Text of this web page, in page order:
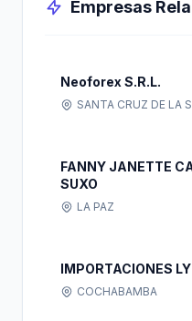
Empresas
Neoforex S.R.L.
SANTA CRUZ DE LA
FANNY JANETTE
SUXO
LA PAZ
IMPORTACIONES
COCHABAMBA